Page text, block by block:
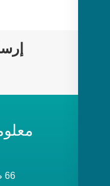
إرسال
معلومات
66 طريق